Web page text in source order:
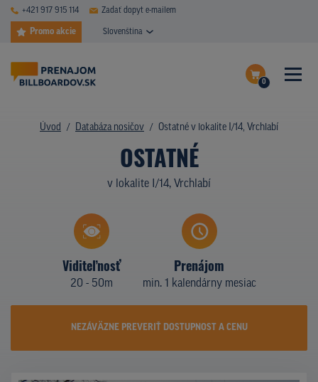
+421 917 915 114 Zadať dopyt e-mailem
Promo akcie Slovenština
0
Dokončiť dopyt
Zobraziť nosiče na mape
DATABÁZA NOSIČOV
PLOCHY V AKCII
TYPY NOSIČOV
Z PRAXE
Úvod Databáza nosičov Ostatné v lokalite I/14, Vrchlabí
OSTATNÉ
v lokalite I/14, Vrchlabí
Viditeľnosť
20 - 50m
Prenájom
min. 1 kalendárny mesiac
NEZÁVÄZNE PREVERIŤ DOSTUPNOST A CENU